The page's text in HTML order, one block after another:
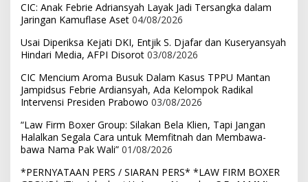
CIC: Anak Febrie Adriansyah Layak Jadi Tersangka dalam
Jaringan Kamuflase Aset 04/08/2026
Usai Diperiksa Kejati DKI, Entjik S. Djafar dan Kuseryansyah
Hindari Media, AFPI Disorot 03/08/2026
CIC Mencium Aroma Busuk Dalam Kasus TPPU Mantan
Jampidsus Febrie Ardiansyah, Ada Kelompok Radikal
Intervensi Presiden Prabowo 03/08/2026
“Law Firm Boxer Group: Silakan Bela Klien, Tapi Jangan
Halalkan Segala Cara untuk Memfitnah dan Membawa-
bawa Nama Pak Wali” 01/08/2026
*PERNYATAAN PERS / SIARAN PERS* *LAW FIRM BOXER